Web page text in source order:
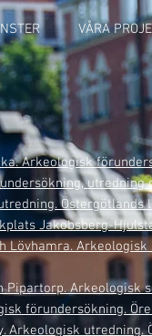
VÅRA
Arkeologisk
utredning
Östergötlands
Jakobsberg-
Lövhamra.
Pipartorp.
förundersökning.
Arkeologisk